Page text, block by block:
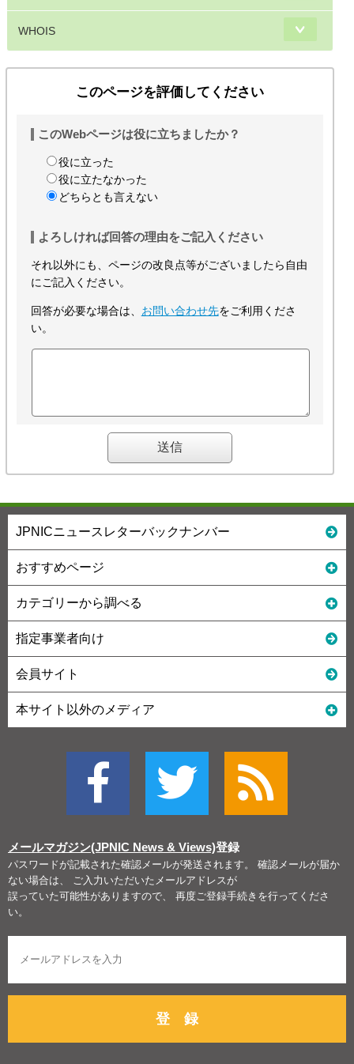
WHOIS
このページを評価してください
このWebページは役に立ちましたか？
役に立った
役に立たなかった
どちらとも言えない
よろしければ回答の理由をご記入ください
それ以外にも、ページの改良点等がございましたら自由
にご記入ください。
回答が必要な場合は、 お問い合わせ先をご利用くださ
い。
JPNICニュースレターバックナンバー
おすすめページ
カテゴリーから調べる
指定事業者向け
会員サイト
本サイト以外のメディア
メールマガジン(JPNIC News & Views)登録
パスワードが記載された確認メールが発送されます。 確認メールが届か
ない場合は、 ご入力いただいたメールアドレスが
誤っていた可能性がありますので、 再度ご登録手続きを行ってくださ
い。
登 録